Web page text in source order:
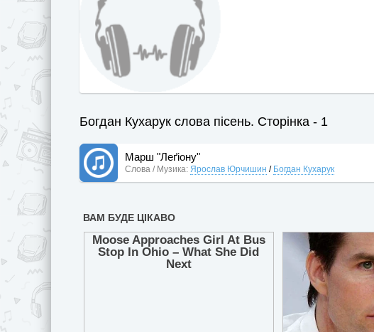
Богдан Кухарук слова пісень. Сторінка - 1
Марш "Леґіону"
Слова / Музика: Ярослав Юрчишин / Богдан Кухарук